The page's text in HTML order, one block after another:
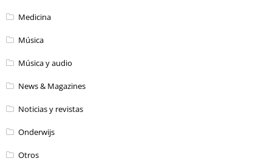
Medicina
Música
Música y audio
News & Magazines
Noticias y revistas
Onderwijs
Otros